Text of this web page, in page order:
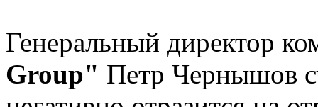
Генеральный директор
Group" Петр Чернышов